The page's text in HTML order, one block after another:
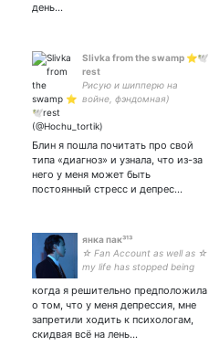
день…
Slivka from the swamp ⭐️🕊
rest
Рисую и шипперю на
войне, фэндомная)
Многое с Теннантом|| не
котам❕МАМА НЕ ЧИТАЙ
ЭТО
Блин я пошла почитать про свой
типа «диагноз» и узнала, что из-за
него у меня может быть
постоянный стресс и депрес…
янка пак³¹³
☆ Fan Account as well as ☆
my life has stopped being
fuck
когда я решительно предположила
о том, что у меня депрессия, мне
запретили ходить к психологам,
скидвая всё на лень…